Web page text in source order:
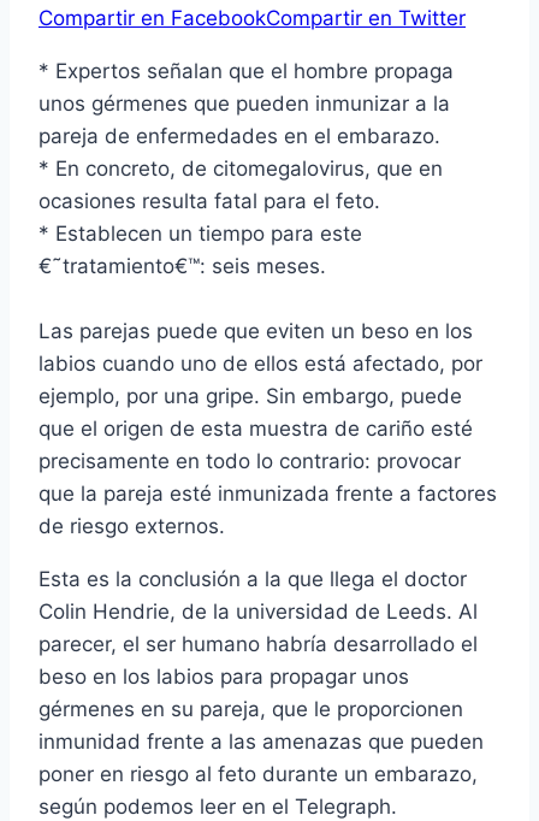
Compartir en FacebookCompartir en Twitter
* Expertos señalan que el hombre propaga
unos gérmenes que pueden inmunizar a la
pareja de enfermedades en el embarazo.
* En concreto, de citomegalovirus, que en
ocasiones resulta fatal para el feto.
* Establecen un tiempo para este
€˜tratamiento€™: seis meses.
Las parejas puede que eviten un beso en los
labios cuando uno de ellos está afectado, por
ejemplo, por una gripe. Sin embargo, puede
que el origen de esta muestra de cariño esté
precisamente en todo lo contrario: provocar
que la pareja esté inmunizada frente a factores
de riesgo externos.
Esta es la conclusión a la que llega el doctor
Colin Hendrie, de la universidad de Leeds. Al
parecer, el ser humano habrí­a desarrollado el
beso en los labios para propagar unos
gérmenes en su pareja, que le proporcionen
inmunidad frente a las amenazas que pueden
poner en riesgo al feto durante un embarazo,
según podemos leer en el Telegraph.